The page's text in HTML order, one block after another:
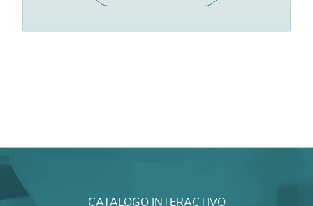
CATALOGO INTERACTIVO